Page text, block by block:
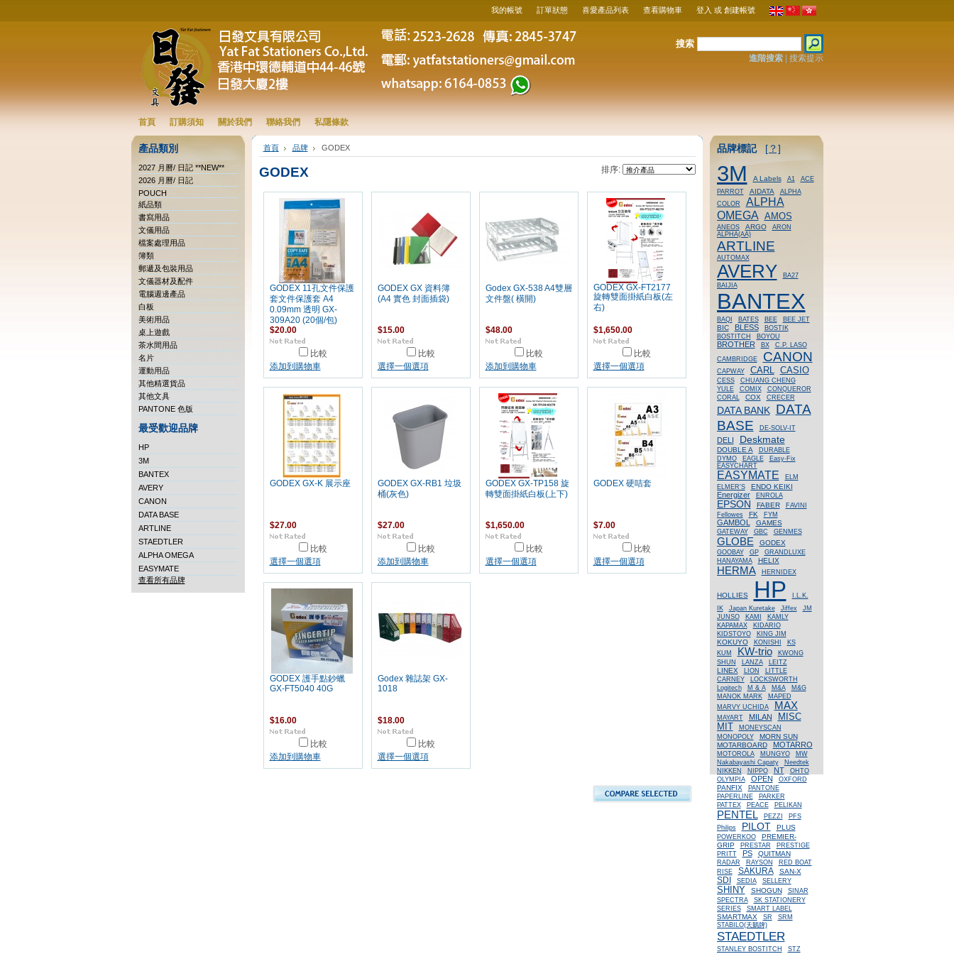
我的帳號 訂單狀態 喜愛產品列表 查看購物車 登入 或 創建帳號
搜索
進階搜索| 搜索提示
首頁 訂購須知 關於我們 聯絡我們 私隱條款
產品類別
2027 月曆/ 日記 **NEW**
2026 月曆/ 日記
POUCH
紙品類
書寫用品
文儀用品
檔案處理用品
簿類
郵遞及包裝用品
文儀器材及配件
電腦週邊產品
白板
美術用品
桌上遊戲
茶水間用品
名片
運動用品
其他精選貨品
其他文具
PANTONE 色版
最受歡迎品牌
HP
3M
BANTEX
AVERY
CANON
DATA BASE
ARTLINE
STAEDTLER
ALPHA OMEGA
EASYMATE
查看所有品牌
首頁 品牌 GODEX
排序:
GODEX
GODEX 11孔文件保護
套文件保護套 A4
0.09mm 透明 GX-
309A20 (20個/包)
$20.00
比較
添加到購物車
GODEX GX 資料簿
(A4 實色 封面插袋)
$15.00
比較
選擇一個選項
Godex GX-538 A4雙層
文件盤( 橫開)
$48.00
比較
添加到購物車
GODEX GX-FT2177
旋轉雙面掛紙白板(左
右)
$1,650.00
比較
選擇一個選項
GODEX GX-K 展示座
$27.00
比較
選擇一個選項
GODEX GX-RB1 垃圾
桶(灰色)
$27.00
比較
添加到購物車
GODEX GX-TP158 旋
轉雙面掛紙白板(上下)
$1,650.00
比較
選擇一個選項
GODEX 硬咭套
$7.00
比較
選擇一個選項
GODEX 護手點鈔蠟
GX-FT5040 40G
$16.00
比較
添加到購物車
Godex 雜誌架 GX-
1018
$18.00
比較
選擇一個選項
品牌標記 [？]
3M A Labels A1
ACE
PARROT
AIDATA
ALPHA
COLOR
ALPHA
OMEGA AMOS
ANEOS ARGO
ARON
ALPHA(AA)
ARTLINE
AUTOMAX
AVERY
BA27
BAIJIA
BANTEX
BAQI BATES BEE BEE JET
BIC BLESS
BOSTIK
BOSTITCH
BOYOU
BROTHER BX
C.P. LASO
CAMBRIDGE
CANON
CAPWAY CARL CASIO
CESS
CHUANG CHENG
YULE
COMIX
CONQUEROR
CORAL
COX CRECER
DATA BANK DATA
BASE
DE-SOLV-IT
DELI Deskmate
DOUBLE A
DURABLE
DYMO
EAGLE
Easy-Fix
EASYCHART
EASYMATE
ELM
ELMER'S
ENDO KEIKI
Energizer ENROLA
EPSON FABER
FAVINI
Fellowes
FK FYM
GAMBOL GAMES
GATEWAY GBC GENMES
GLOBE GODEX
GOOBAY GP
GRANDLUXE
HANAYAMA
HELIX
HERMA HERNIDEX
HOLLIES HP
I.L.K.
IK
Japan Kuretake Jiffex
JM
JUNSO
KAMI
KAMLY
KAPAMAX
KIDARIO
KIDSTOYO
KING JIM
KOKUYO KONISHI
KS
KUM
KW-trio
KWONG
SHUN
LANZA LEITZ
LINEX LION
LITTLE
CARNEY
LOCKSWORTH
Logitech
M & A M&A
M&G
MANOK MARK
MAPED
MARVY UCHIDA
MAX
MAYART MILAN MISC
MIT
MONEYSCAN
MONOPOLY
MORN SUN
MOTARBOARD
MOTARRO
MOTOROLA MUNGYO
MW
Nakabayashi Capaty
Needtek
NIKKEN
NIPPO NT
OHTO
OLYMPIA
OPEN OXFORD
PANFIX
PANTONE
PAPERLINE
PARKER
PATTEX
PEACE PELIKAN
PENTEL PEZZI
PFS
Philips
PILOT PLUS
POWERKOO
PREMIER-
GRIP
PRESTAR
PRESTIGE
PRITT
PS QUITMAN
RADAR RAYSON
RED BOAT
RISE
SAKURA SAN-X
SDI SEDIA SELLERY
SHINY SHOGUN
SINAR
SPECTRA
SK STATIONERY
SERIES
SMART LABEL
SMARTMAX SR
SRM
STABILO(天鵝牌)
STAEDTLER
STANLEY BOSTITCH STZ